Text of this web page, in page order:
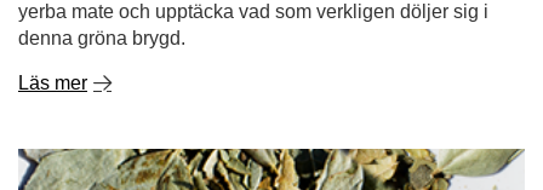
yerba mate och upptäcka vad som verkligen döljer sig i
denna gröna brygd.
Läs mer